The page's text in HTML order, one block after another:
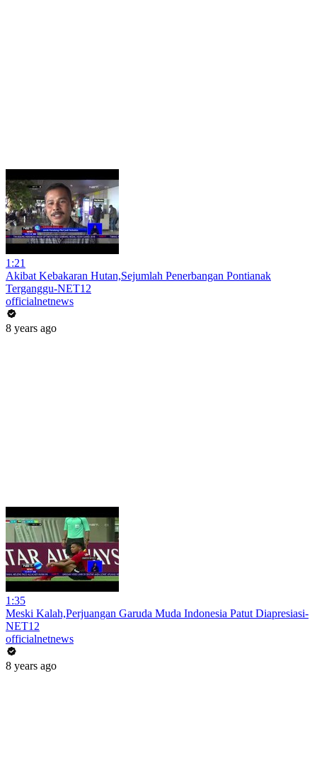
1:21
Akibat Kebakaran Hutan,Sejumlah Penerbangan Pontianak
Terganggu-NET12
officialnetnews
8 years ago
1:35
Meski Kalah,Perjuangan Garuda Muda Indonesia Patut Diapresiasi-
NET12
officialnetnews
8 years ago